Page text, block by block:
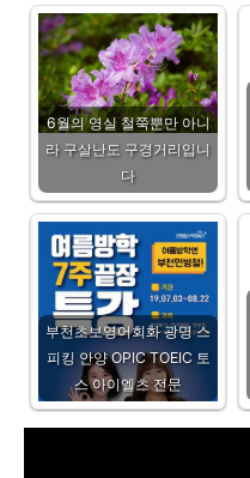
6월의 영실 철쭉뿐만 아니
라 구살난도 구경거리입니
다
부천초보영어회화 광명 스
피킹 안양 OPIC TOEIC 토
스 아이엘츠 전문